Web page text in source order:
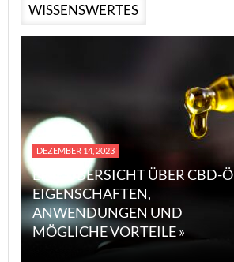
WISSENSWERTES
DEZEMBER 14, 2023
EINE ÜBERSICHT ÜBER CBD-
EIGENSCHAFTEN,
ANWENDUNGEN UND
MÖGLICHE VORTEILE »